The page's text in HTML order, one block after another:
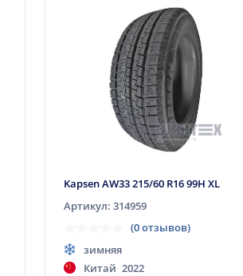
Kapsen AW33 215/60 R16 99H XL
Артикул: 314959
(0 отзывов)
зимняя
Китай 2022